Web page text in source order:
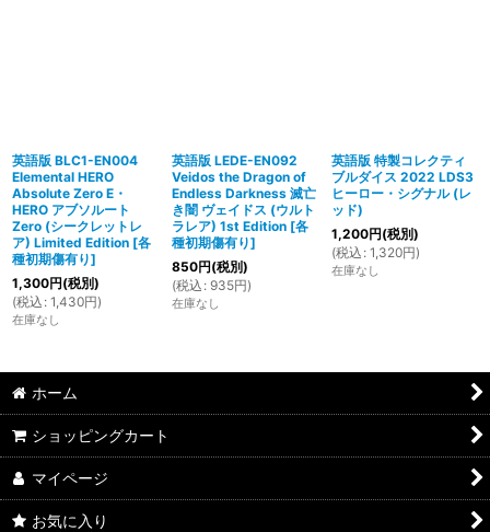
英語版 BLC1-EN004
Elemental HERO
Absolute Zero E・
HERO アブソルート
Zero (シークレットレ
ア) Limited Edition [各
種初期傷有り]
1,300円(税別)
(税込 : 1,430円)
在庫なし
英語版 LEDE-EN092
Veidos the Dragon of
Endless Darkness 滅亡
き闇 ヴェイドス (ウルト
ラレア) 1st Edition [各
種初期傷有り]
850円(税別)
(税込 : 935円)
在庫なし
英語版 特製コレクティ
ブルダイス 2022 LDS3
ヒーロー・シグナル (レ
ッド)
1,200円(税別)
(税込 : 1,320円)
在庫なし
ホーム
ショッピングカート
マイページ
お気に入り